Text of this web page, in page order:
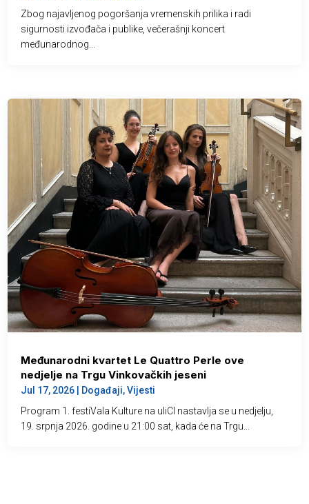
Zbog najavljenog pogoršanja vremenskih prilika i radi
sigurnosti izvođača i publike, večerašnji koncert
međunarodnog...
Međunarodni kvartet Le Quattro Perle ove
nedjelje na Trgu Vinkovačkih jeseni
Jul 17, 2026 Događaji,Vijesti
Program 1. festiVala Kulture na uliCI nastavlja se u nedjelju,
19. srpnja 2026. godine u 21:00 sat, kada će na Trgu...